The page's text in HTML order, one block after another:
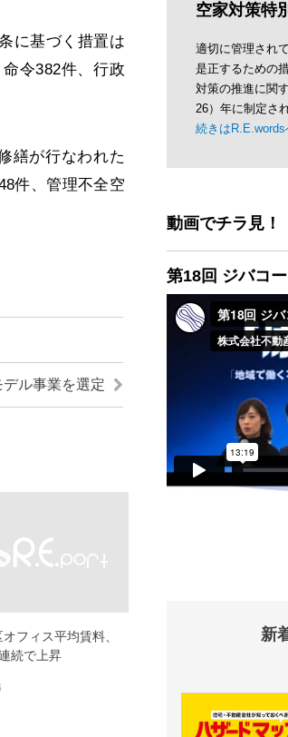
に基づく措置は
令382件、行政
繕が行なわれた
件、管理不全空
デル事業を選定
フィス平均賃料、
続で上昇
空家対策特
適切に管理され
是正するための
対策の推進に関
26）年に制定され
続きはR.E.words
動画でチラ見！
第18回 ジバコ
新